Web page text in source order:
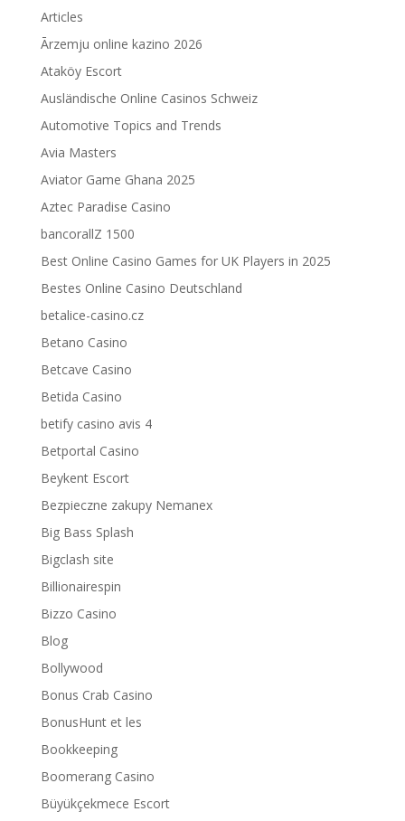
Articles
Ārzemju online kazino 2026
Ataköy Escort
Ausländische Online Casinos Schweiz
Automotive Topics and Trends
Avia Masters
Aviator Game Ghana 2025
Aztec Paradise Casino
bancorallZ 1500
Best Online Casino Games for UK Players in 2025
Bestes Online Casino Deutschland
betalice-casino.cz
Betano Casino
Betcave Casino
Betida Casino
betify casino avis 4
Betportal Casino
Beykent Escort
Bezpieczne zakupy Nemanex
Big Bass Splash
Bigclash site
Billionairespin
Bizzo Casino
Blog
Bollywood
Bonus Crab Casino
BonusHunt et les
Bookkeeping
Boomerang Casino
Büyükçekmece Escort